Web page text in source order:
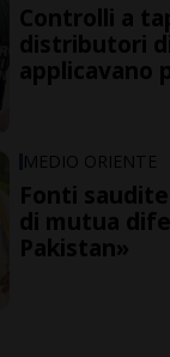
Controlli a
distributori
applicavano
MEDIO ORIENTE
Fonti
di mutua
Pakistan»